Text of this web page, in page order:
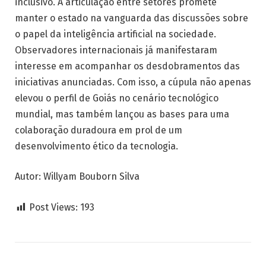
manter o estado na vanguarda das discussões sobre
o papel da inteligência artificial na sociedade.
Observadores internacionais já manifestaram
interesse em acompanhar os desdobramentos das
iniciativas anunciadas. Com isso, a cúpula não apenas
elevou o perfil de Goiás no cenário tecnológico
mundial, mas também lançou as bases para uma
colaboração duradoura em prol de um
desenvolvimento ético da tecnologia.
Autor: Willyam Bouborn Silva
Post Views: 193